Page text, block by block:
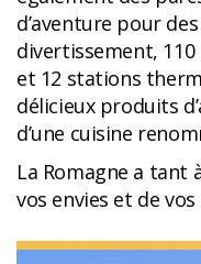
d’aventure pour
divertissement, 110
et 12 stations
délicieux produits
d’une cuisine
La Romagne a tant
vos envies et de